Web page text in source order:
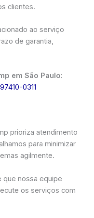
clientes.
ao serviço
de garantia,
em São Paulo:
97410-0311
prioriza atendimento
para minimizar
agilmente.
que nossa equipe
os serviços com